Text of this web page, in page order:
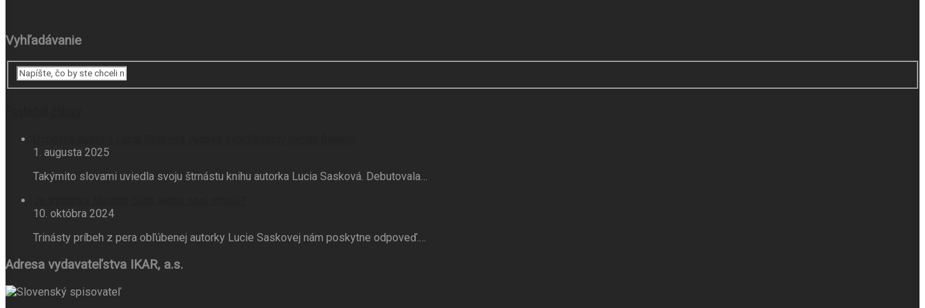
Vyhľadávanie
1. augusta 2025
Takýmito slovami uviedla svoju štrnástu knihu autorka Lucia Sasková. Debutovala…
10. októbra 2024
Trinásty príbeh z pera obľúbenej autorky Lucie Saskovej nám poskytne odpoveď.…
Adresa vydavateľstva IKAR, a.s.